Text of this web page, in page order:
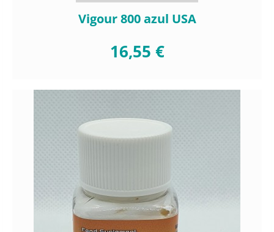
Vigour 800 azul USA
16,55 €